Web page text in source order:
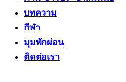
บทความ
กีฬา
มุมพักผ่อน
ติดต่อเรา